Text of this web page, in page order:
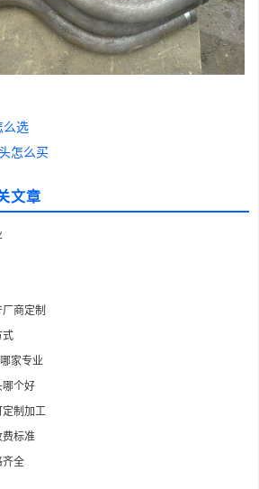
么选
怎么买
文章
商定制
式
家专业
个好
制加工
标准
齐全